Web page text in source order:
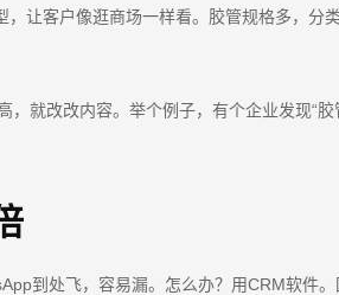
让客户像逛商场一样看。胶管规格多，
就改改内容。举个例子，有个企业发现“
到处飞，容易漏。怎么办？用CRM软件